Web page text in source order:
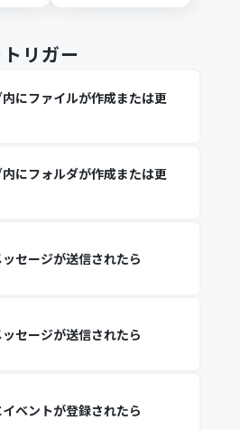
リガー
にファイルが作成または更
にフォルダが作成または更
セージが送信されたら
セージが送信されたら
ベントが登録されたら